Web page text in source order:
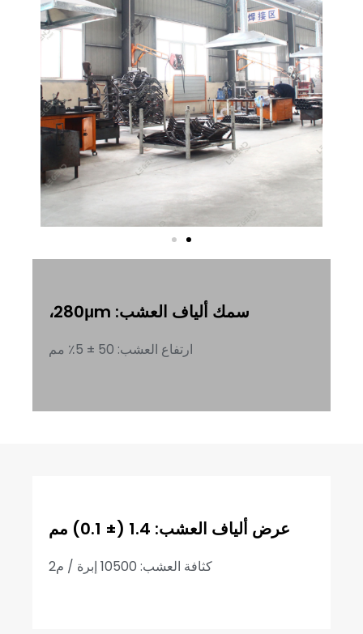
سمك ألياف العشب: 280μm،
ارتفاع العشب: 50 ± 5٪ مم
عرض ألياف العشب: 1.4 (± 0.1) مم
كثافة العشب: 10500 إبرة / م2